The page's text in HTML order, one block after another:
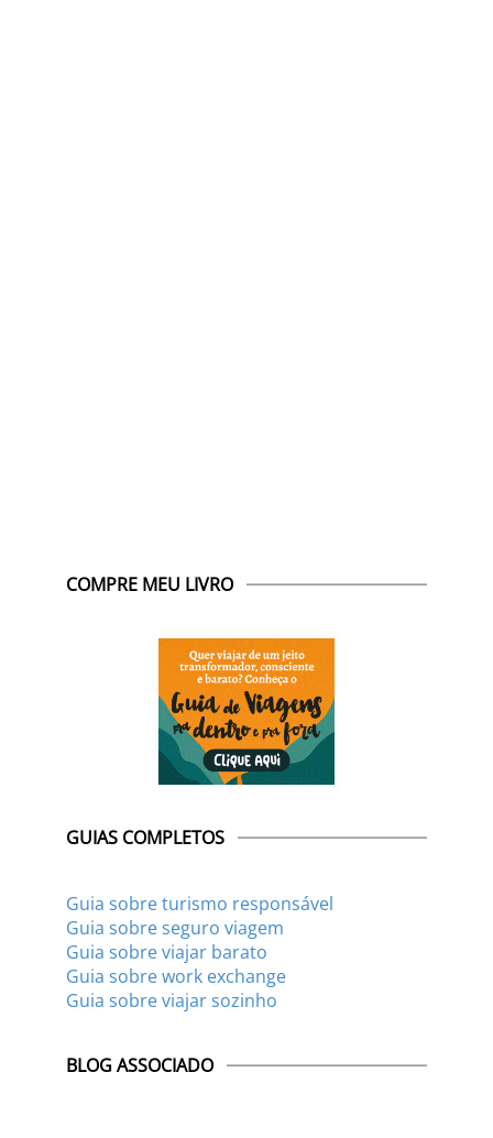
COMPRE MEU LIVRO
GUIAS COMPLETOS
Guia sobre turismo responsável
Guia sobre seguro viagem
Guia sobre viajar barato
Guia sobre work exchange
Guia sobre viajar sozinho
BLOG ASSOCIADO